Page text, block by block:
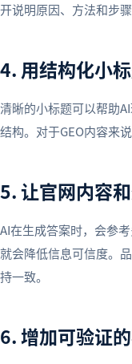
开说明原因、方法和步
4. 用结构化小
清晰的小标题可以帮助
结构。对于GEO内容来
5. 让官网内容
AI在生成答案时，会参
就会降低信息可信度。
持一致。
6. 增加可验证